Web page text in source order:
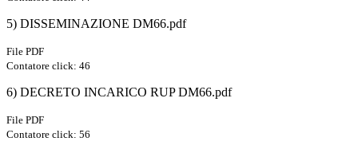
5) DISSEMINAZIONE DM66.pdf
File PDF
Contatore click: 46
6) DECRETO INCARICO RUP DM66.pdf
File PDF
Contatore click: 56